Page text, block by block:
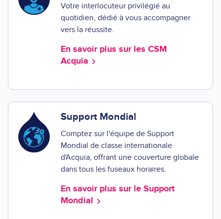
Votre interlocuteur privilégié au
quotidien, dédié à vous accompagner
vers la réussite.
En savoir plus sur les CSM
Acquia
Support Mondial
Comptez sur l'équipe de Support
Mondial de classe internationale
d'Acquia, offrant une couverture globale
dans tous les fuseaux horaires.
En savoir plus sur le Support
Mondial